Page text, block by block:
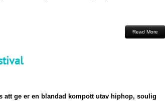
Read More
att ge er en blandad kompott utav hiphop, soulig